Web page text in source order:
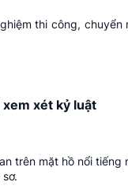
thi công,
xét kỷ luật
trên mặt hồ nổi tiếng